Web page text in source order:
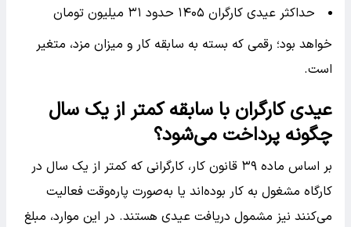
حداکثر عیدی کارگران ۱۴۰۵ حدود ۳۱ میلیون تومان
خواهد بود؛ رقمی که بسته به سابقه کار و میزان مزد، متغیر
است.
عیدی کارگران با سابقه کمتر از یک سال
چگونه پرداخت می‌شود؟
بر اساس ماده ۳۹ قانون کار، کارگرانی که کمتر از یک سال در
کارگاه مشغول به کار بوده‌اند یا به‌صورت پاره‌وقت فعالیت
می‌کنند نیز مشمول دریافت عیدی هستند. در این موارد، مبلغ